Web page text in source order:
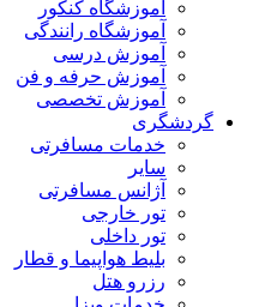
آموزشگاه کنکور
آموزشگاه رانندگی
آموزش درسی
آموزش حرفه و فن
آموزش تخصصی
گردشگری
خدمات مسافرتی
سایر
آژانس مسافرتی
تور خارجی
تور داخلی
بلیط هواپیما و قطار
رزرو هتل